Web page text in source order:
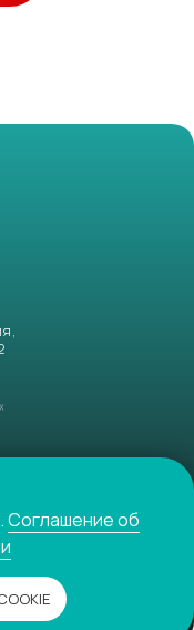
Соглашение об